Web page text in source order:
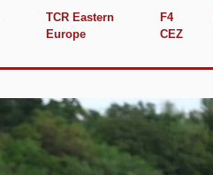
TCR Eastern
Europe
F4
CEZ